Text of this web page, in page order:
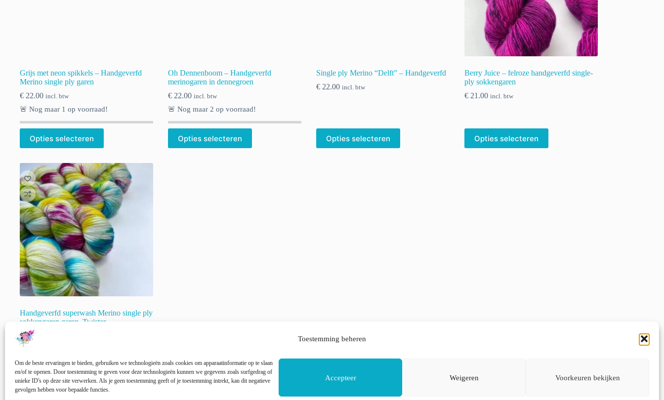
Toestemming beheren
Om de beste ervaringen te bieden, gebruiken we technologieën zoals cookies om apparaatinformatie op te slaan
en/of te openen. Door toestemming te geven voor deze technologieën kunnen we gegevens zoals surfgedrag of
unieke ID's op deze site verwerken. Als je geen toestemming geeft of je toestemming intrekt, kan dit negatieve
gevolgen hebben voor bepaalde functies.
Accepteer Weigeren Voorkeuren bekijken
Grijs met neon spikkels – Handgeverfd
Merino single ply garen
€ 22.00 incl. btw
🚨 Nog maar 1 op voorraad!
Opties selecteren
Oh Dennenboom – Handgeverfd
merinogaren in dennegroen
€22.00 incl. btw
🚨 Nog maar 2 op voorraad!
Opties selecteren
Single ply Merino “Delft” – Handgeverfd
€22.00 incl. btw
Opties selecteren
Berry Juice – felroze handgeverfd single-
ply sokkengaren
€21.00 incl. btw
Opties selecteren
Handgeverfd superwash Merino single ply
sokkengaren garen. Twister
€22.00
🚨 Nog maar
Opties selecteren